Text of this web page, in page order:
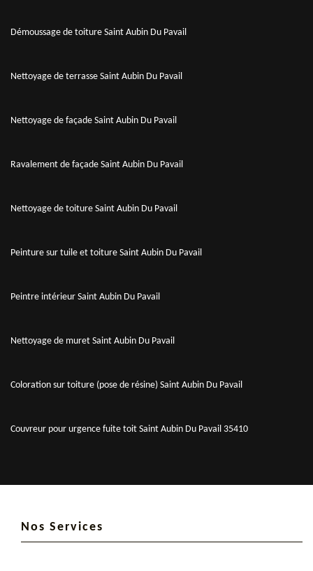
Démoussage de toiture Saint Aubin Du Pavail
Nettoyage de terrasse Saint Aubin Du Pavail
Nettoyage de façade Saint Aubin Du Pavail
Ravalement de façade Saint Aubin Du Pavail
Nettoyage de toiture Saint Aubin Du Pavail
Peinture sur tuile et toiture Saint Aubin Du Pavail
Peintre intérieur Saint Aubin Du Pavail
Nettoyage de muret Saint Aubin Du Pavail
Coloration sur toiture (pose de résine) Saint Aubin Du Pavail
Couvreur pour urgence fuite toit Saint Aubin Du Pavail 35410
Nos Services